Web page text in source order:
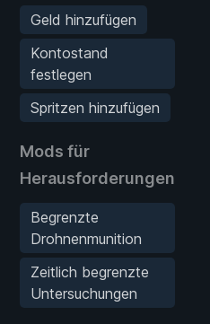
Geld hinzufügen
Kontostand
festlegen
Spritzen hinzufügen
Mods für
Herausforderungen
Begrenzte
Drohnenmunition
Zeitlich begrenzte
Untersuchungen